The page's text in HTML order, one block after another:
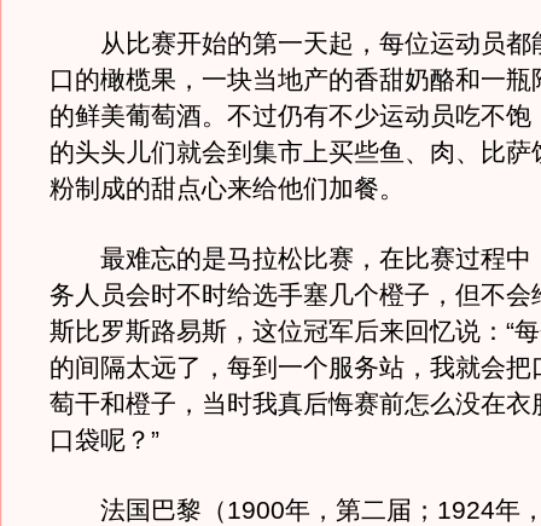
从比赛开始的第一天起，每位运动员都
口的橄榄果，一块当地产的香甜奶酪和一瓶
的鲜美葡萄酒。不过仍有不少运动员吃不饱
的头头儿们就会到集市上买些鱼、肉、比萨
粉制成的甜点心来给他们加餐。
最难忘的是马拉松比赛，在比赛过程中
务人员会时不时给选手塞几个橙子，但不会
斯比罗斯路易斯，这位冠军后来回忆说：“
的间隔太远了，每到一个服务站，我就会把
萄干和橙子，当时我真后悔赛前怎么没在衣
口袋呢？”
法国巴黎（1900年，第二届；1924年